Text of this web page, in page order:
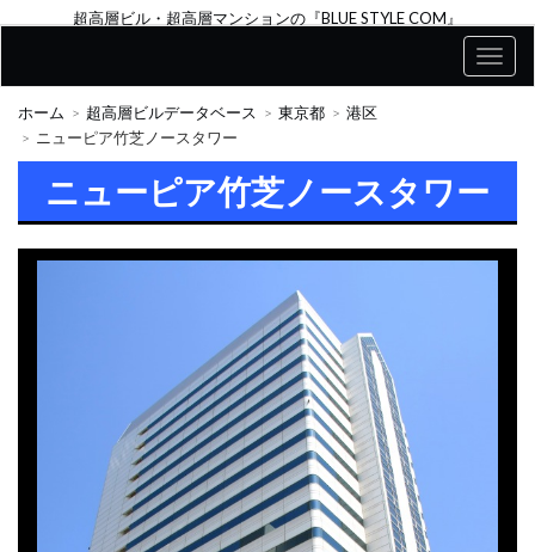
超高層ビル・超高層マンションの『BLUE STYLE COM』
ホーム 超高層ビルデータベース 東京都
港区
ニューピア竹芝ノースタワー
ニューピア竹芝ノースタワー